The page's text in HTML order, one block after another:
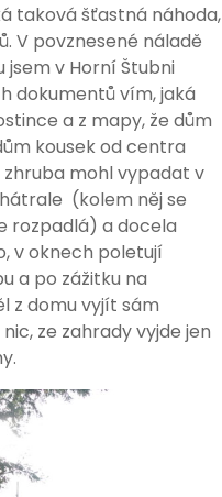
taková šťastná náhoda,
V povznesené náladě
jsem v Horní Štubni
dokumentů vím, jaká
a z mapy, že dům
kousek od centra
mohl vypadat v
(kolem něj se
rozpadlá) a docela
v oknech poletují
a po zážitku na
z domu vyjít sám
ze zahrady vyjde jen